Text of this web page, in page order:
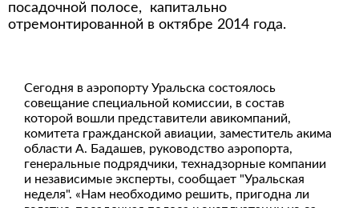
посадочной полосе, капитально
отремонтированной в октябре 2014 года.
Сегодня в аэропорту Уральска состоялось
совещание специальной комиссии, в состав
которой вошли представители авикомпаний,
комитета гражданской авиации, заместитель акима
области А. Бадашев, руководство аэропорта,
генеральные подрядчики, технадзорные компании
и независимые эксперты, сообщает "Уральская
неделя". «Нам необходимо решить, пригодна ли